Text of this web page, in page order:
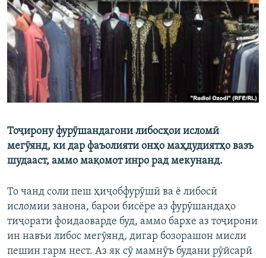
ГУЗОРИШҲОИ РАДИОӢ
Русский
ПАЙГИРӢ КУНЕД
Ҳамаи сомонаҳои RFE/RL
Тоҷирону фурӯшандагони либосҳои исломӣ
мегӯянд, ки дар фаъолияти онҳо маҳдудиятҳо вазъ
шудааст, аммо мақомот инро рад мекунанд.
То чанд соли пеш ҳиҷобфурӯшӣ ва ё либосӣ
исломии занона, барои бисёре аз фурӯшандаҳо
тиҷорати фоидаоварде буд, аммо бархе аз тоҷирони
ин навъи либос мегӯянд, дигар бозорашон мисли
пешин гарм нест. Аз як сӯ мамнӯъ будани рӯйсарӣ